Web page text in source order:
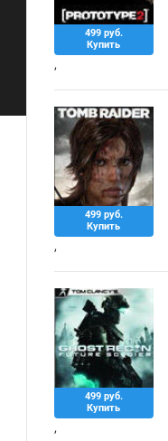
499 руб.
Купить
,
499 руб.
Купить
,
499 руб.
Купить
,